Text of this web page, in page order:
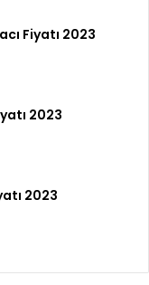
Fiyatı 2023
2023
2023